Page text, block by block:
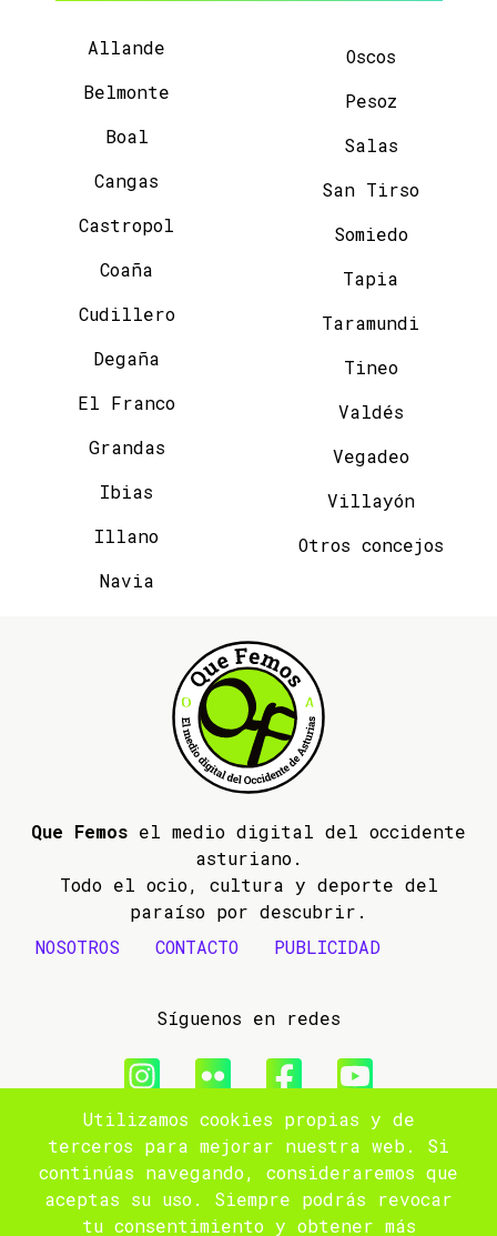
Allande
Belmonte
Boal
Cangas
Castropol
Coaña
Cudillero
Degaña
El Franco
Grandas
Ibias
Illano
Navia
Oscos
Pesoz
Salas
San Tirso
Somiedo
Tapia
Taramundi
Tineo
Valdés
Vegadeo
Villayón
Otros concejos
Que Femos el medio digital del occidente
asturiano.
Todo el ocio, cultura y deporte del
paraíso por descubrir.
NOSOTROS
CONTACTO PUBLICIDAD
Síguenos en redes
© 2009- 2026 Que Femos
Aviso legal
Utilizamos cookies propias y de
terceros para mejorar nuestra web. Si
continúas navegando, consideraremos que
aceptas su uso. Siempre podrás revocar
tu consentimiento y obtener más